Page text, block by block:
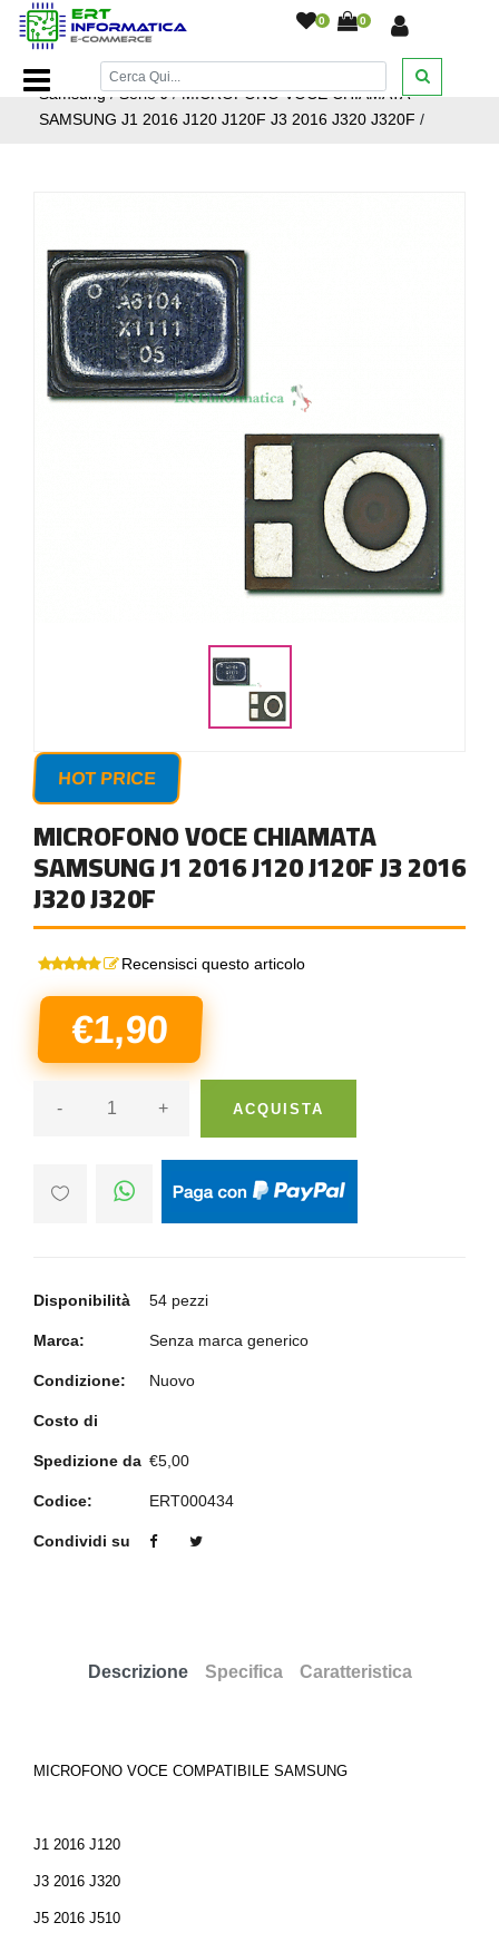
0 0
Home Page/Ricambi smartphone e tablet/Ricambi
Samsung/Serie J/MICROFONO VOCE CHIAMATA
SAMSUNG J1 2016 J120 J120F J3 2016 J320 J320F /
HOT PRICE
MICROFONO VOCE CHIAMATA
SAMSUNG J1 2016 J120 J120F J3 2016
J320 J320F
Recensisci questo articolo
€1,90
- + ACQUISTA
Disponibilità 54 pezzi
Marca: Senza marca generico
Condizione: Nuovo
Costo di
Spedizione da €5,00
Codice: ERT000434
Condividi su
Descrizione Specifica Caratteristica
MICROFONO VOCE COMPATIBILE SAMSUNG
J1 2016 J120
J3 2016 J320
J5 2016 J510